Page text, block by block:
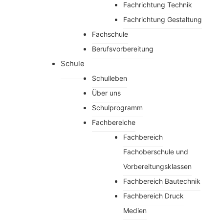
Fachrichtung Technik
Fachrichtung Gestaltung
Fachschule
Berufsvorbereitung
Schule
Schulleben
Über uns
Schulprogramm
Fachbereiche
Fachbereich
Fachoberschule und
Vorbereitungsklassen
Fachbereich Bautechnik
Fachbereich Druck
Medien